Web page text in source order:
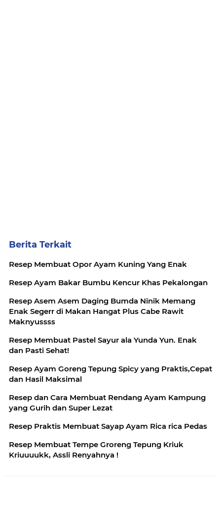
Berita Terkait
Resep Membuat Opor Ayam Kuning Yang Enak
Resep Ayam Bakar Bumbu Kencur Khas Pekalongan
Resep Asem Asem Daging Bumda Ninik Memang
Enak Segerr di Makan Hangat Plus Cabe Rawit
Maknyussss
Resep Membuat Pastel Sayur ala Yunda Yun. Enak
dan Pasti Sehat!
Resep Ayam Goreng Tepung Spicy yang Praktis,Cepat
dan Hasil Maksimal
Resep dan Cara Membuat Rendang Ayam Kampung
yang Gurih dan Super Lezat
Resep Praktis Membuat Sayap Ayam Rica rica Pedas
Resep Membuat Tempe Groreng Tepung Kriuk
Kriuuuukk, Assli Renyahnya !